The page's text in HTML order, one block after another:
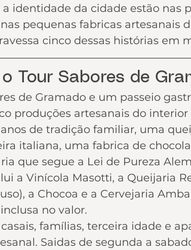
identidade da cidade estão nas
pequenas fabricas artesanais
cinco dessas histórias em
Tour Sabores de
de Gramado e um passeio
produções artesanais do
anos de tradição familiar, uma
italiana, uma fabrica de
que segue a Lei de Pureza
a Vinícola Masotti, a Queijaria
a Chocoa e a Cervejaria
no valor.
famílias, terceira idade e
Saidas de segunda a